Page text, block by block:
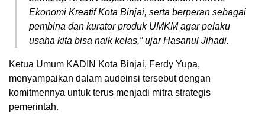
Ekonomi Kreatif Kota Binjai, serta berperan sebagai
pembina dan kurator produk UMKM agar pelaku
usaha kita bisa naik kelas,” ujar Hasanul Jihadi.
Ketua Umum KADIN Kota Binjai, Ferdy Yupa,
menyampaikan dalam audeinsi tersebut dengan
komitmennya untuk terus menjadi mitra strategis
pemerintah.